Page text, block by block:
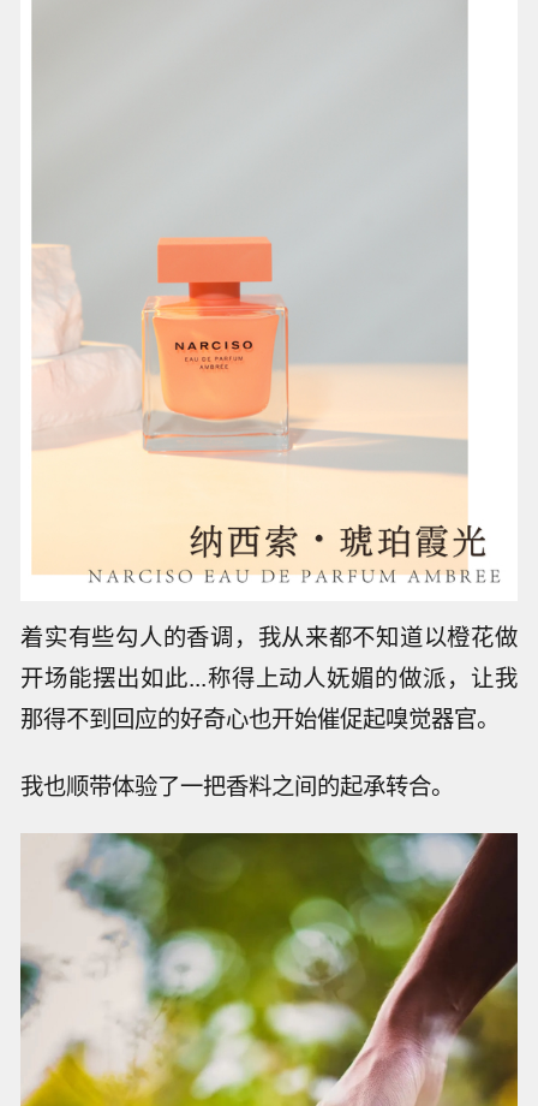
着实有些勾人的香调，我从来都不知道以橙花做
开场能摆出如此...称得上动人妩媚的做派，让我
那得不到回应的好奇心也开始催促起嗅觉器官。
我也顺带体验了一把香料之间的起承转合。